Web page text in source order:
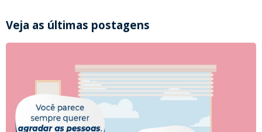
Veja as últimas postagens